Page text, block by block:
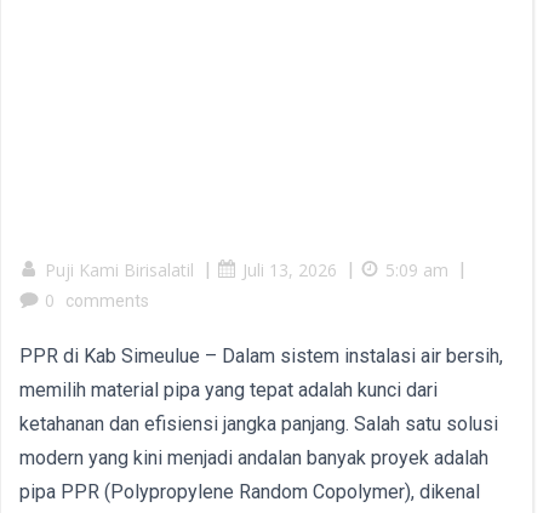
Puji Kami Birisalatil | Juli 13, 2026 | 5:09 am
|
0
comments
PPR di Kab Simeulue – Dalam sistem instalasi air bersih,
memilih material pipa yang tepat adalah kunci dari
ketahanan dan efisiensi jangka panjang. Salah satu solusi
modern yang kini menjadi andalan banyak proyek adalah
pipa PPR (Polypropylene Random Copolymer), dikenal